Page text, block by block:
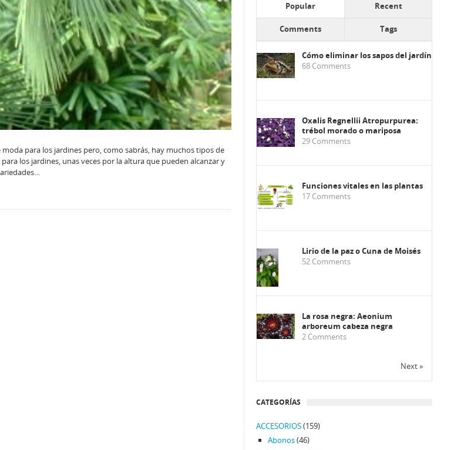
para los jardines pero, como sabrás, hay muchos tipos de
los jardines, unas veces por la altura que pueden alcanzar y
Popular Recent
Comments Tags
Cómo eliminar los sapos del jardín
68 Comments
Oxalis Regnellii Atropurpurea:
trébol morado o mariposa
29 Comments
Funciones vitales en las plantas
17 Comments
Lirio de la paz o Cuna de Moisés
52 Comments
La rosa negra: Aeonium
arboreum cabeza negra
2 Comments
Next »
CATEGORÍAS
ACCESORIOS(159)
Abonos(46)